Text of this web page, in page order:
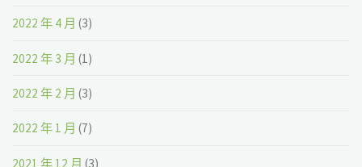
2022 年 4 月 (3)
2022 年 3 月 (1)
2022 年 2 月 (3)
2022 年 1 月 (7)
2021 年 12 月 (3)